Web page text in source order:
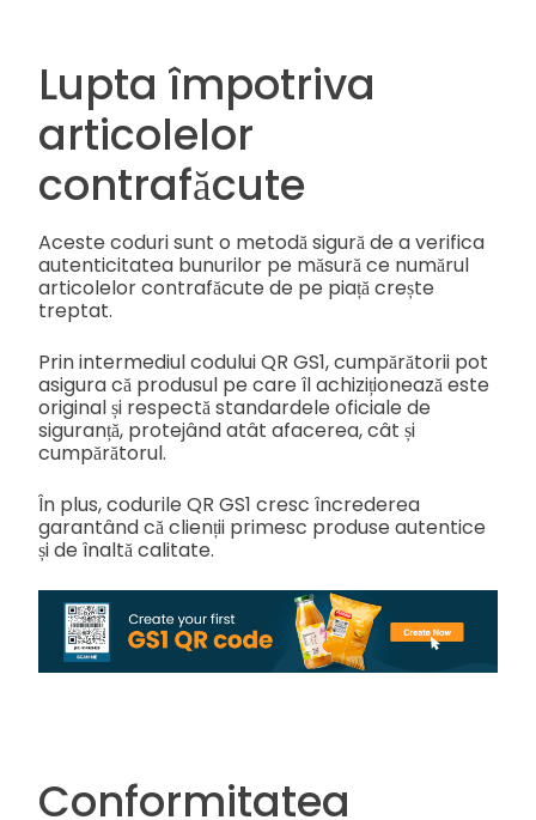
Lupta împotriva
articolelor
contrafăcute
Aceste coduri sunt o metodă sigură de a verifica
autenticitatea bunurilor pe măsură ce numărul
articolelor contrafăcute de pe piață crește
treptat.
Prin intermediul codului QR GS1, cumpărătorii pot
asigura că produsul pe care îl achiziționează este
original și respectă standardele oficiale de
siguranță, protejând atât afacerea, cât și
cumpărătorul.
În plus, codurile QR GS1 cresc încrederea
garantând că clienții primesc produse autentice
și de înaltă calitate.
Conformitatea